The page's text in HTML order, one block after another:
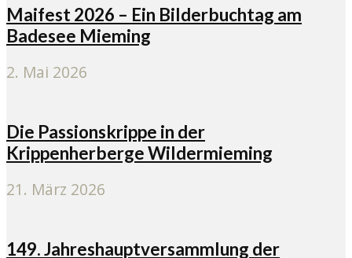
Maifest 2026 – Ein Bilderbuchtag am
Badesee Mieming
2. Mai 2026
Die Passionskrippe in der
Krippenherberge Wildermieming
21. März 2026
149. Jahreshauptversammlung der